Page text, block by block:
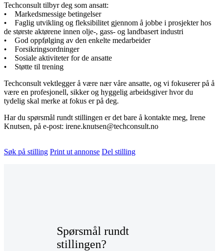
Techconsult tilbyr deg som ansatt:
• Markedsmessige betingelser
• Faglig utvikling og fleksibilitet gjennom å jobbe i prosjekter hos
de største aktørene innen olje-, gass- og landbasert industri
• God oppfølging av den enkelte medarbeider
• Forsikringsordninger
• Sosiale aktiviteter for de ansatte
• Støtte til trening
Techconsult vektlegger å være nær våre ansatte, og vi fokuserer på å
være en profesjonell, sikker og hyggelig arbeidsgiver hvor du
tydelig skal merke at fokus er på deg.
Har du spørsmål rundt stillingen er det bare å kontakte meg, Irene
Knutsen, på e-post: irene.knutsen@techconsult.no
Søk på stilling Print ut annonse Del stilling
Spørsmål rundt
stillingen?